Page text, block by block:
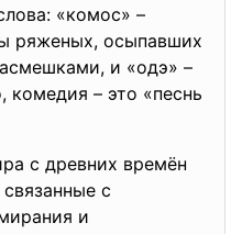
«комос» –
ряженых, осыпавших
и «одэ» –
комедия – это «песнь
с древних времён
с
и